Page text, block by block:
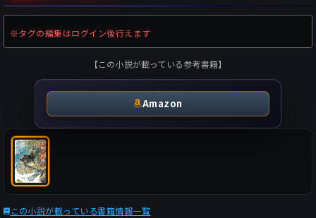
※タグの編集はログイン後行えます
【この小説が載っている参考書籍】
Amazon
この小説が載っている書籍情報一覧